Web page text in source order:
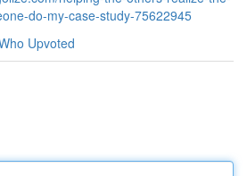
do-my-case-study-75622945
Upvoted